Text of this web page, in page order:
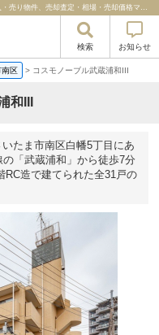
コスモノーブル武蔵浦和III (武蔵浦和駅から徒歩7分)の購入・売り物件、売却査定・相場・売却価格マンション情報｜センチュリー２１ベストパートナー
検索 お知らせ
南区 > コスモノーブル武蔵浦和III
和III
たま市南区白幡5丁目にあ
「武蔵浦和」から徒歩7分
RC造で建てられた全31戸の